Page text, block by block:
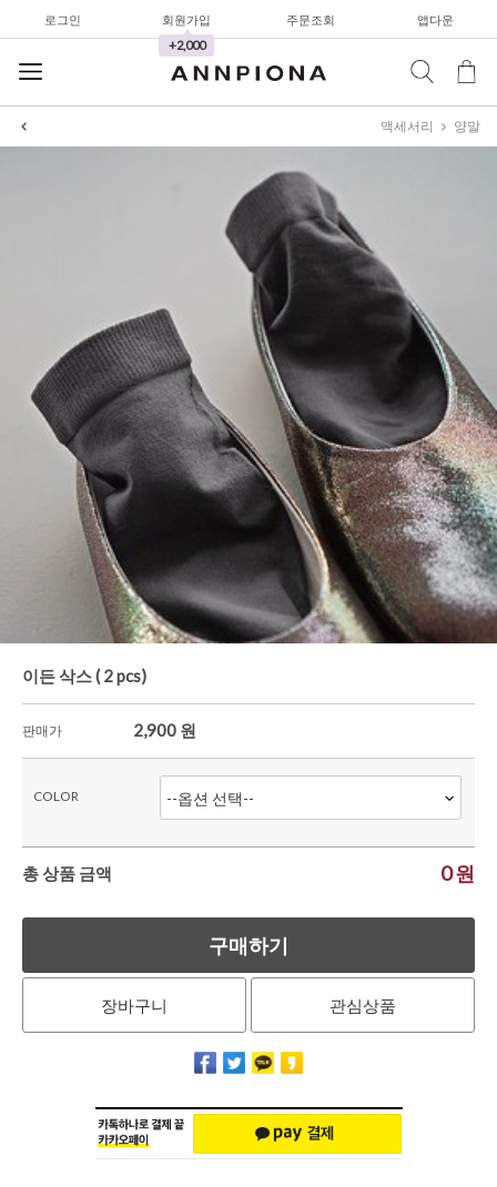
로그인
회원가입
+2,000
주문조회 앱다운
셔츠&블라우스
가디건/니트
와이드팬츠
한정세일
셔츠&블라우스
가디건/니트
와이드팬츠
한정세일
셔츠&블라우스
가디건/니트
와이드팬츠
한정세일
액세서리 양말
이든 삭스 ( 2 pcs)
판매가 2,900 원
COLOR
총 상품 금액 0원
구매하기
장바구니 관심상품